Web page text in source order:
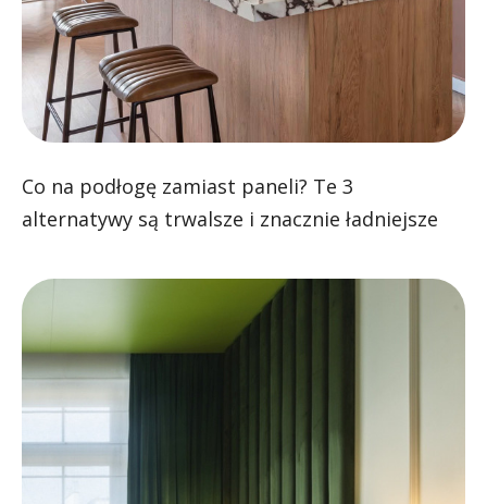
Co na podłogę zamiast paneli? Te 3
alternatywy są trwalsze i znacznie ładniejsze